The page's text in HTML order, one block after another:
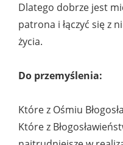
Dlatego dobrze jest
patrona i łączyć się z
życia.
Do przemyślenia:
Które z Ośmiu
Które z